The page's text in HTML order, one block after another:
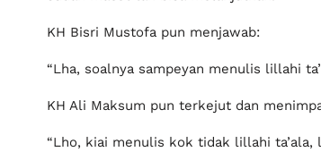
KH Bisri Mustofa pun menjawab:
“Lha, soalnya sampeyan menulis lillahi
KH Ali Maksum pun terkejut dan
“Lho, kiai menulis kok tidak lillahi ta’ala,